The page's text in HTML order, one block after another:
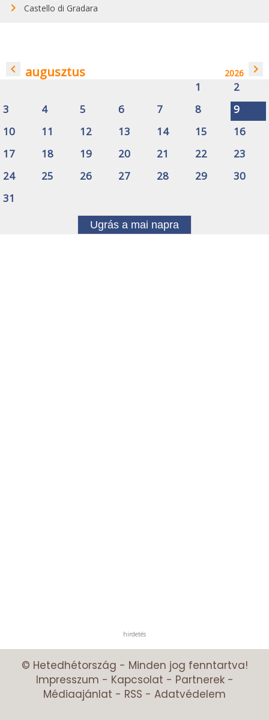
Castello di Gradara
navigate_before augusztus 2026 navigate_next
1
2
3
4 5 6 7 8
9
10
11 12 13 14 15
16
17
18 19 20 21 22
23
24
25 26 27 28 29
30
31
Ugrás a mai napra
hirdetés
© Hetedhétország - Minden jog fenntartva!
Impresszum - Kapcsolat - Partnerek-
Médiaajánlat - RSS - Adatvédelem